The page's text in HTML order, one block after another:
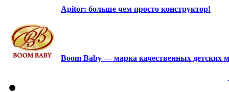
Apitor: больше чем просто конструктор!
Boom Baby — марка качественных детских